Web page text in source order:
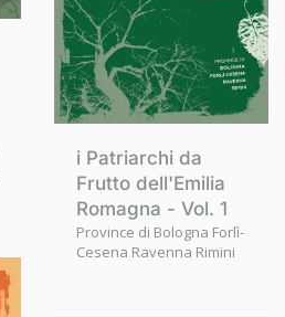
i Patriarchi da
Frutto dell'Emilia
Romagna - Vol. 1
Province di Bologna Forlì-
Cesena Ravenna Rimini